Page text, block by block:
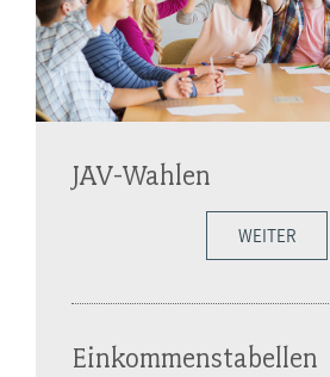
JAV-Wahlen
WEITER
Einkommenstabellen